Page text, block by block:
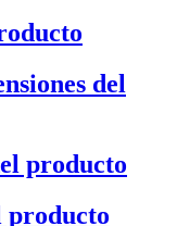
del
producto
producto